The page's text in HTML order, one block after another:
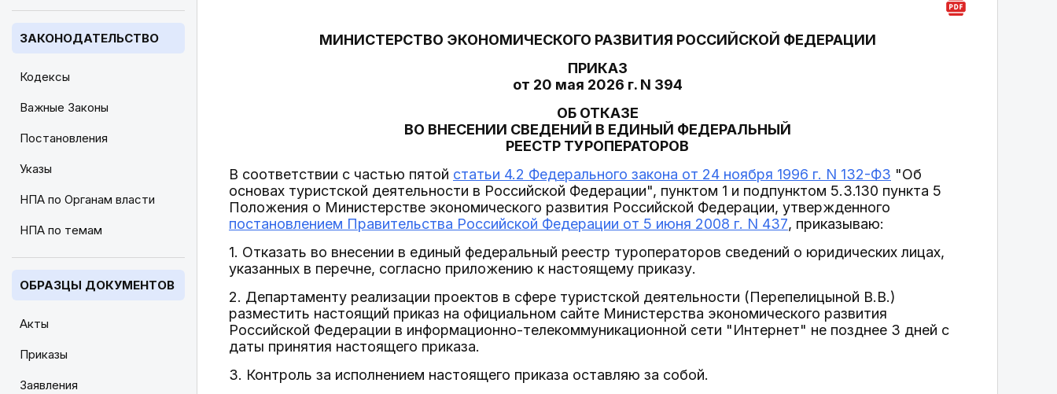
ЗАКОНОДАТЕЛЬСТВО
Кодексы
Важные Законы
Постановления
Указы
НПА по Органам власти
НПА по темам
ОБРАЗЦЫ ДОКУМЕНТОВ
Акты
Приказы
Заявления
МИНИСТЕРСТВО ЭКОНОМИЧЕСКОГО РАЗВИТИЯ РОССИЙСКОЙ ФЕДЕРАЦИИ
ПРИКАЗ
от 20 мая 2026 г. N 394
ОБ ОТКАЗЕ
ВО ВНЕСЕНИИ СВЕДЕНИЙ В ЕДИНЫЙ ФЕДЕРАЛЬНЫЙ
РЕЕСТР ТУРОПЕРАТОРОВ
В соответствии с частью пятой статьи 4.2 Федерального закона от 24 ноября 1996 г. N 132-ФЗ "Об
основах туристской деятельности в Российской Федерации", пунктом 1 и подпунктом 5.3.130 пункта 5
Положения о Министерстве экономического развития Российской Федерации, утвержденного
постановлением Правительства Российской Федерации от 5 июня 2008 г. N 437, приказываю:
1. Отказать во внесении в единый федеральный реестр туроператоров сведений о юридических лицах,
указанных в перечне, согласно приложению к настоящему приказу.
2. Департаменту реализации проектов в сфере туристской деятельности (Перепелицыной В.В.)
разместить настоящий приказ на официальном сайте Министерства экономического развития
Российской Федерации в информационно-телекоммуникационной сети "Интернет" не позднее 3 дней с
даты принятия настоящего приказа.
3. Контроль за исполнением настоящего приказа оставляю за собой.